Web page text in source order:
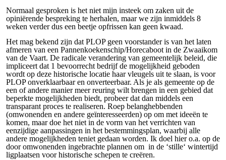
Normaal gesproken is het niet mijn insteek om zaken uit de
opiniërende bespreking te herhalen, maar we zijn inmiddels 8
weken verder dus een beetje opfrissen kan geen kwaad.
Het mag bekend zijn dat PLOP geen voorstander is van het laten
afmeren van een Pannenkoekenschip/Horecaboot in de Zwaaikom
van de Vaart. De radicale verandering van gemeentelijk beleid, die
impliceert dat 1 bevoorrecht bedrijf de mogelijkheid geboden
wordt op deze historische locatie haar vleugels uit te slaan, is voor
PLOP onverklaarbaar en onverteerbaar. Als je als gemeente op de
een of andere manier meer reuring wilt brengen in een gebied dat
beperkte mogelijkheden biedt, probeer dat dan middels een
transparant proces te realiseren. Roep belanghebbenden
(omwonenden en andere geïnteresseerden) op om met ideeën te
komen, maar doe het niet in de vorm van het verrichten van
eenzijdige aanpassingen in het bestemmingsplan, waarbij alle
andere mogelijkheden teniet gedaan worden. Ik doel hier o.a. op de
door omwonenden ingebrachte plannen om in de ‘stille‘ wintertijd
ligplaatsen voor historische schepen te creëren.